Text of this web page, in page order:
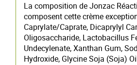
La composition de Jonzac
composent cette crème
Caprylate/Caprate, Dicaprylyl
Oligosaccharide, Lactobacillus
Undecylenate, Xanthan Gum,
Hydroxide, Glycine Soja (Soja)